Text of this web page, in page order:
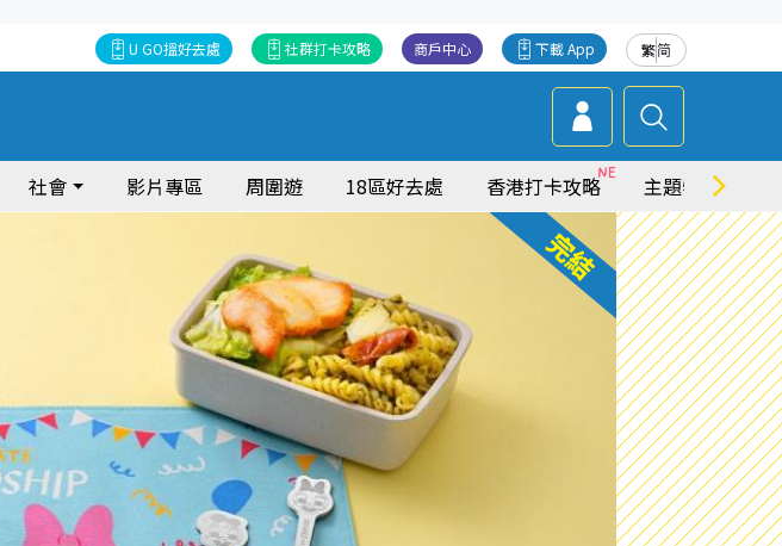
繁简
下載 App
商戶中心
社群打卡攻略
U GO搵好去處
社會 影片專區 周圍遊 18區好去處 香港打卡攻略 主題特集